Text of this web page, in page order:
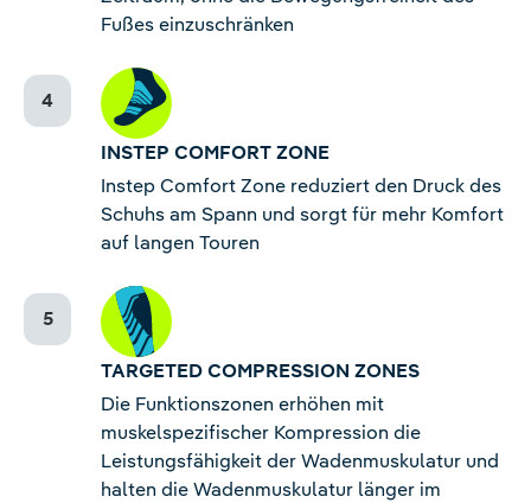
Fußes einzuschränken
INSTEP COMFORT ZONE
Instep Comfort Zone reduziert den Druck des
Schuhs am Spann und sorgt für mehr Komfort
auf langen Touren
TARGETED COMPRESSION ZONES
Die Funktionszonen erhöhen mit
muskelspezifischer Kompression die
Leistungsfähigkeit der Wadenmuskulatur und
halten die Wadenmuskulatur länger im